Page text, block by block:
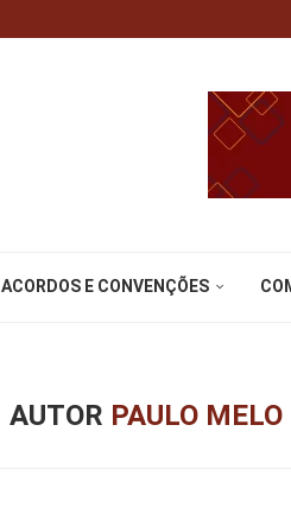
ACORDOS E CONVENÇÕES
AUTOR PAULO MELO